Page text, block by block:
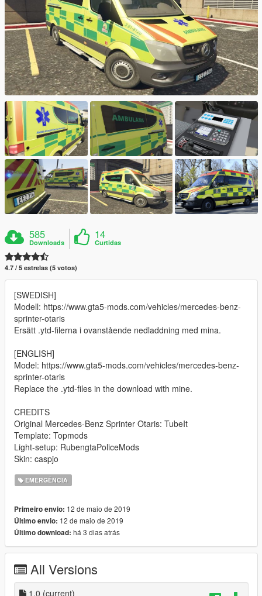
585
Downloads
14
Curtidas
4.7 / 5 estrelas (5 votos)
[SWEDISH]
Modell: https://www.gta5-mods.com/vehicles/mercedes-benz-
sprinter-otaris
Ersätt .ytd-filerna i ovanstående nedladdning med mina.
[ENGLISH]
Model: https://www.gta5-mods.com/vehicles/mercedes-benz-
sprinter-otaris
Replace the .ytd-files in the download with mine.
CREDITS
Original Mercedes-Benz Sprinter Otaris: TubeIt
Template: Topmods
Light-setup: RubengtaPoliceMods
Skin: caspjo
EMERGÊNCIA
Primeiro envio: 12 de maio de 2019
Último envio: 12 de maio de 2019
Último download: há 3 dias atrás
All Versions
1.0 (current)